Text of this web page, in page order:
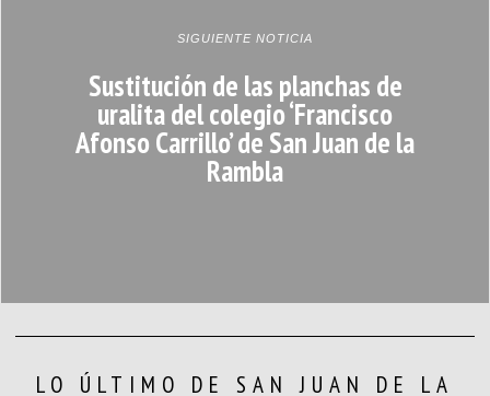
SIGUIENTE NOTICIA
Sustitución de las planchas de
uralita del colegio ‘Francisco
Afonso Carrillo’ de San Juan de la
Rambla
LO ÚLTIMO DE SAN JUAN DE LA